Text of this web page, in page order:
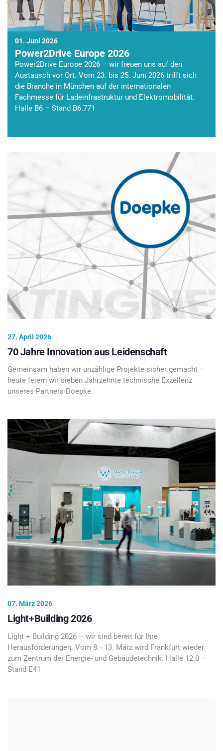
01. Juni 2026
Power2Drive Europe 2026
Power2Drive Europe 2026 – wir freuen uns auf den
Austausch vor Ort. Vom 23. bis 25. Juni 2026 trifft sich
die Branche in München auf der internationalen
Fachmesse für Ladeinfrastruktur und Elektromobilität.
Halle B6 – Stand B6.771
27. April 2026
70 Jahre Innovation aus Leidenschaft
Gemeinsam haben wir unzählige Projekte sicher gemacht –
heute feiern wir sieben Jahrzehnte technische Exzellenz
unseres Partners Doepke.
07. März 2026
Light+Building 2026
Light + Building 2026 – wir sind bereit für Ihre
Herausforderungen. Vom 8.–13. März wird Frankfurt wieder
zum Zentrum der Energie- und Gebäudetechnik. Halle 12.0 –
Stand E41